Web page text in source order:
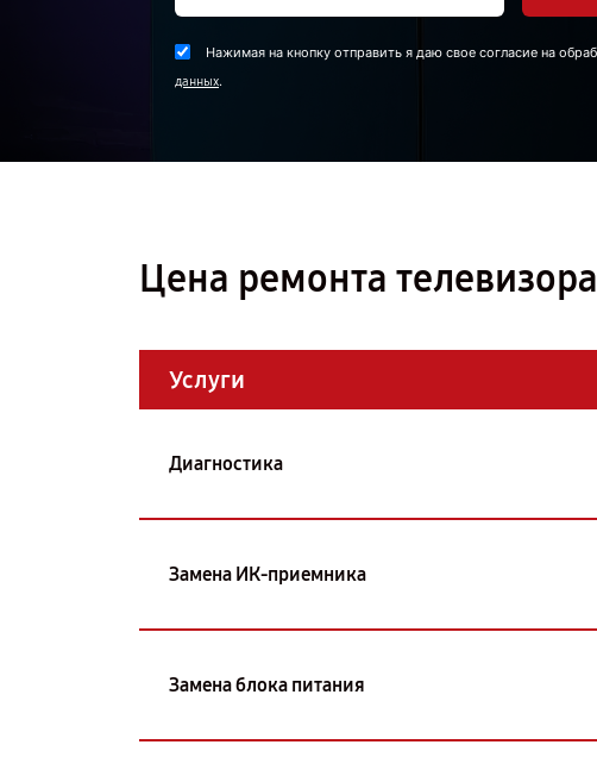
Нажимая на кнопку отправить я даю свое согласие на
данных.
Цена ремонта
Услуги
Диагностика
Замена ИК-приемника
Замена блока питания